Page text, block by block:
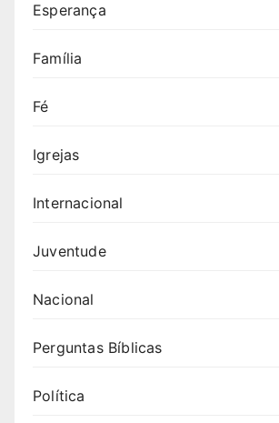
Esperança
Família
Fé
Igrejas
Internacional
Juventude
Nacional
Perguntas Bíblicas
Política